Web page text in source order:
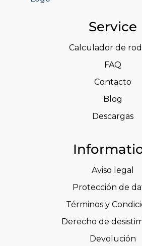
Service
Calculador de
FAQ
Contacto
Blog
Descargas
Aviso legal
Protección de
Términos y
Derecho de
Devolución